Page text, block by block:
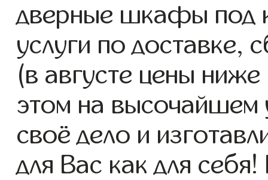
дверные шкафы под
услуги по доставке,
(в августе цены
этом на
своё дело и
для Вас как для